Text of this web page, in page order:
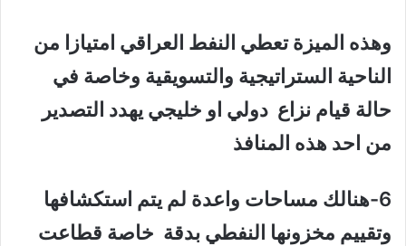
وهذه الميزة تعطي النفط العراقي امتيازا من
الناحية الستراتيجية والتسويقية وخاصة في
حالة قيام نزاع دولي او خليجي يهدد التصدير
من احد هذه المنافذ
6-هنالك مساحات واعدة لم يتم استكشافها
وتقييم مخزونها النفطي بدقة خاصة قطاعت